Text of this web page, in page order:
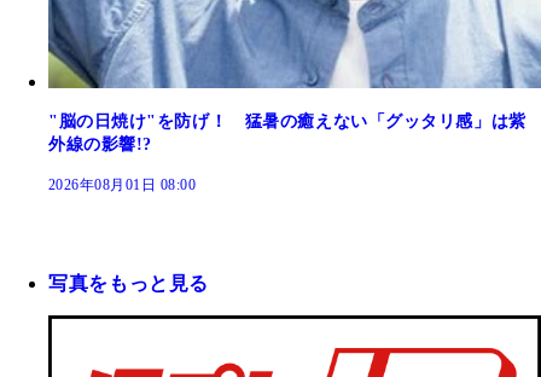
"脳の日焼け"を防げ！ 猛暑の癒えない「グッタリ感」は紫
外線の影響!?
2026年08月01日 08:00
写真をもっと見る